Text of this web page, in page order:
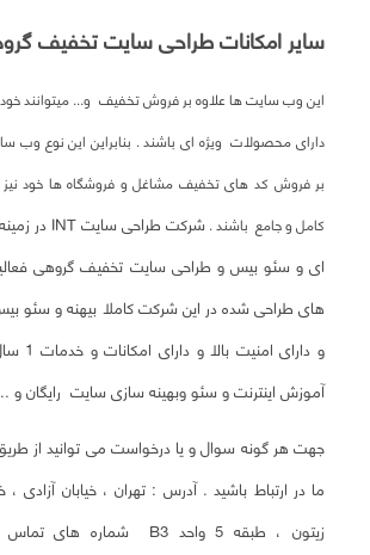
سایر امکانات طراحی سایت تخفیف
این وب سایت ها علاوه بر فروش تخفیف و... میتوانند
دارای محصولات ویژه ای باشند . بنابراین این نوع وب
بر فروش کد های تخفیف مشاغل و فروشگاه ها خود نیز
کامل و جامع باشند . شرکت طراحی سایت INT در زمینه
ای و سئو بیس و طراحی سایت تخفیف گروهی
های طراحی شده در این شرکت کاملا بیهنه و سئو
و
آموزش اینترنت و سئو وبهینه سازی سایت رایگان
جهت هر گونه سوال و یا درخواست می توانید از طریق
ما در ارتباط باشید .آدرس : تهران ، خیابان آزادی ،
زیتون ، طبقه 5 واحد B3
شماره های